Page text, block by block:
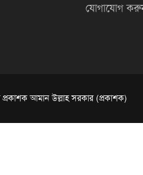
যোগাযোগ
প্রকাশক আমান উল্লাহ সরকার (প্রকাশক)